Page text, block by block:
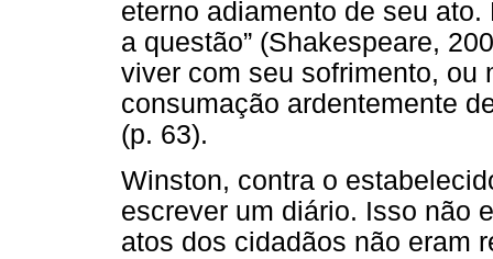
eterno adiamento de seu
a questão” (Shakespeare,
viver com seu sofrimento, ou
consumação ardentemente
(p. 63).
Winston, contra o
escrever um diário. Isso não
atos dos cidadãos não eram